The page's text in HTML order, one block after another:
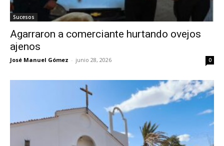
Sucesos
Agarraron a comerciante hurtando ovejos
ajenos
José Manuel Gómez - junio 28, 2026 0